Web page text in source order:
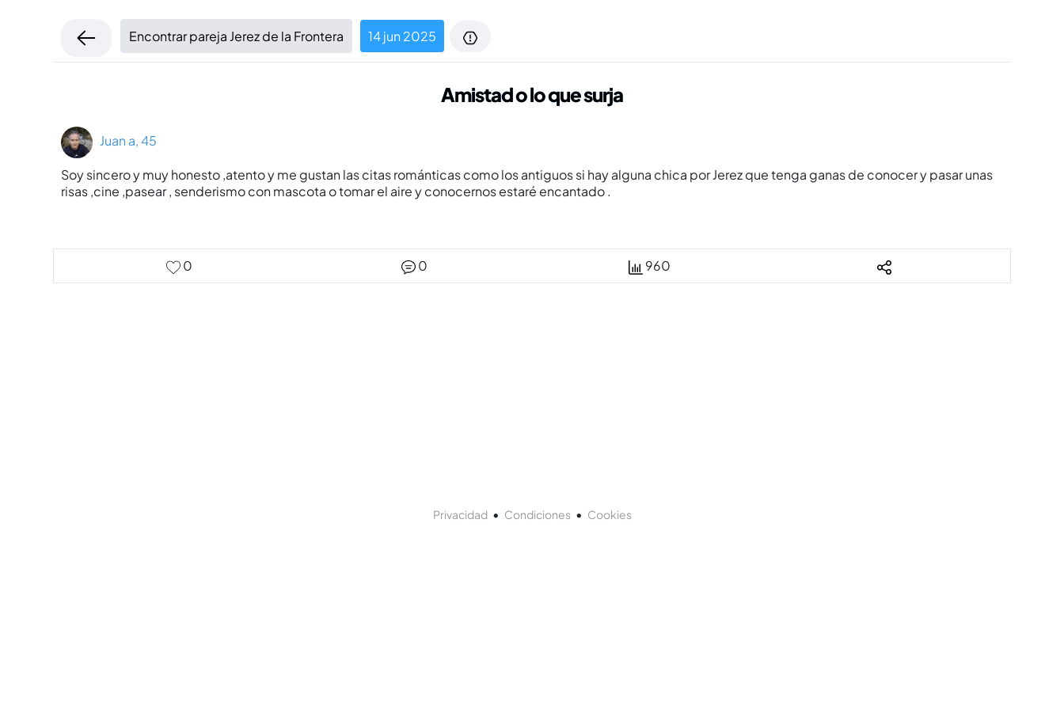
Encontrar pareja Jerez de la Frontera 14 jun 2025
Amistad o lo que surja
Juan a, 45
Soy sincero y muy honesto ,atento y me gustan las citas románticas como los antiguos si hay alguna chica por Jerez que tenga ganas de conocer y pasar unas
risas ,cine ,pasear , senderismo con mascota o tomar el aire y conocernos estaré encantado .
0 0 960
Privacidad• Condiciones• Cookies